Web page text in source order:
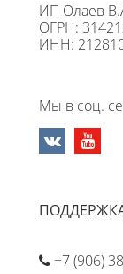
ИП Олаев
ОГРН:
ИНН:
Мы в соц.
+7 (906)